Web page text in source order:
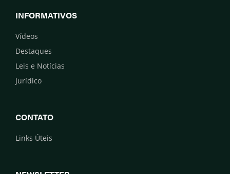
INFORMATIVOS
Vídeos
Destaques
Leis e Notícias
Jurídico
CONTATO
Links Úteis